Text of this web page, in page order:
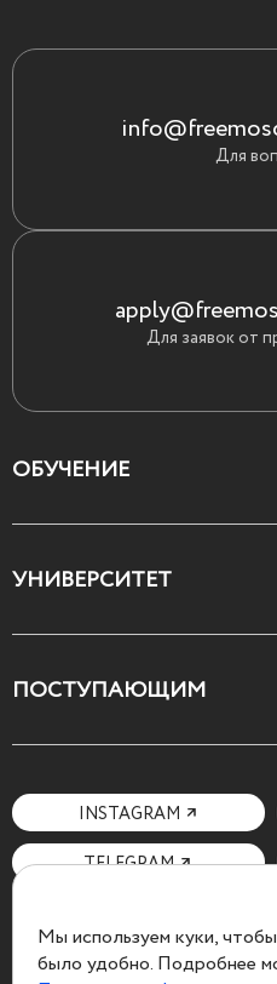
Мы используем куки,
было удобно. Подробнее
Для
Для заявок от
INSTAGRAM
TELEGRAM
ОБУЧЕНИЕ
Все курсы
УНИВЕРСИТЕТ
Декларация ценностей
ПОСТУПАЮЩИМ
Мотивационное письмо
Вопросы и ответы